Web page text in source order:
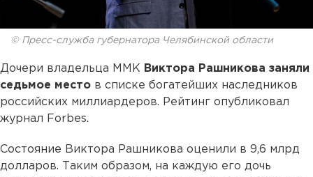
© Пресс-служба губернатора Челябинской области
Дочери владельца ММК Виктора Рашникова заняли
седьмое место в списке богатейших наследников
российских миллиардеров. Рейтинг опубликовал
журнал Forbes.
Состояние Виктора Рашникова оценили в 9,6 млрд
долларов. Таким образом, на каждую его дочь